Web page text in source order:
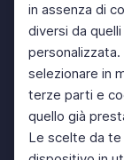
in assenza di
diversi da
selezionare in
terze parti e
quello già
Le scelte da te